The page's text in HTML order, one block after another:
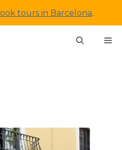
tours in Barcelona.